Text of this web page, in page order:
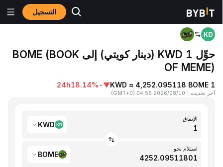
التسجيل المنزٍل KWD to BOME
حوِّل 1 KWD (دينار كويتي) إلى BOME (BOOK
OF MEME)
1 KWD ≈ 4,252.095118 BOME
▼
-18.14%
24h
آخر تحديث：
2026/08/10 04:56
(
GMT+0
)
الإنفاق
KWD
استلام نحو
BOME